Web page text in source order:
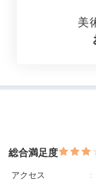
ほど広々。露天
塔ノ沢の湯で寛
美
総合満足度
アクセス